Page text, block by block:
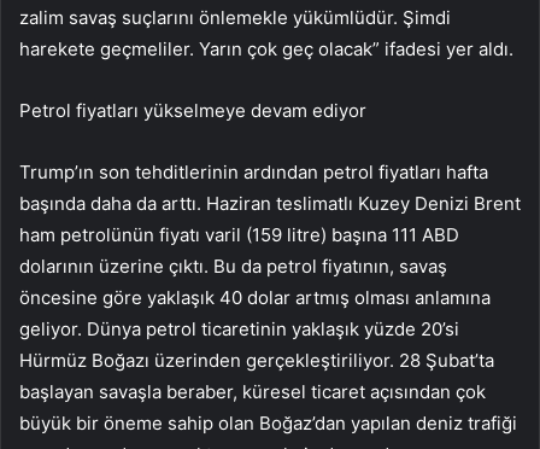
zalim savaş suçlarını önlemekle yükümlüdür. Şimdi
harekete geçmeliler. Yarın çok geç olacak” ifadesi yer aldı.
Petrol fiyatları yükselmeye devam ediyor
Trump’ın son tehditlerinin ardından petrol fiyatları hafta
başında daha da arttı. Haziran teslimatlı Kuzey Denizi Brent
ham petrolünün fiyatı varil (159 litre) başına 111 ABD
dolarının üzerine çıktı. Bu da petrol fiyatının, savaş
öncesine göre yaklaşık 40 dolar artmış olması anlamına
geliyor. Dünya petrol ticaretinin yaklaşık yüzde 20’si
Hürmüz Boğazı üzerinden gerçekleştiriliyor. 28 Şubat’ta
başlayan savaşla beraber, küresel ticaret açısından çok
büyük bir öneme sahip olan Boğaz’dan yapılan deniz trafiği